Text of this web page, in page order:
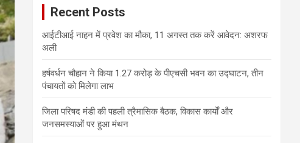
Recent Posts
आईटीआई नाहन में प्रवेश का मौका, 11 अगस्त तक करें आवेदन: अशरफ
अली
हर्षवर्धन चौहान ने किया 1.27 करोड़ के पीएचसी भवन का उद्घाटन, तीन
पंचायतों को मिलेगा लाभ
जिला परिषद मंडी की पहली त्रैमासिक बैठक, विकास कार्यों और
जनसमस्याओं पर हुआ मंथन